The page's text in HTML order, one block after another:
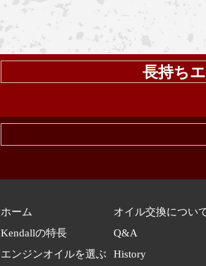
長持ち
ホーム
Kendallの特長
エンジンオイルを選ぶ
オイル交換につい
Q&A
History